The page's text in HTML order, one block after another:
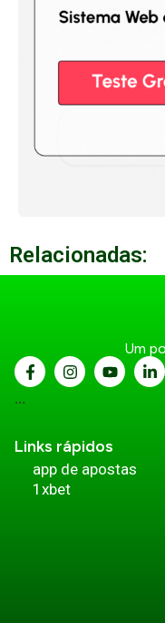
Relacionadas:
Um
...
Links rápidos
app de apostas
1xbet